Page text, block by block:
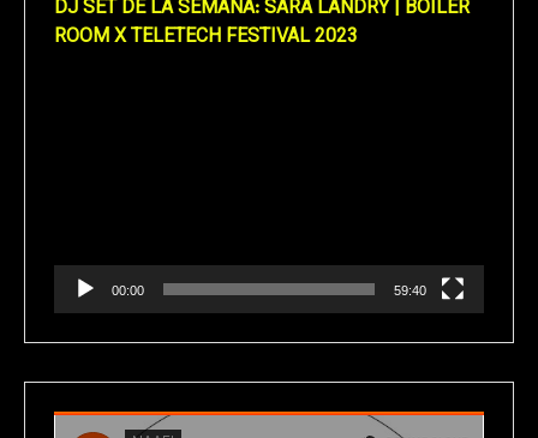
DJ SET DE LA SEMANA: SARA LANDRY | BOILER
ROOM X TELETECH FESTIVAL 2023
00:00 59:40